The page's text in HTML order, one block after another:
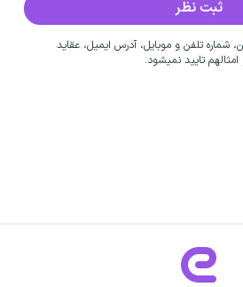
شماره تلفن و موبایل، آدرس ایمیل، عقاید
تایید نمیشود.